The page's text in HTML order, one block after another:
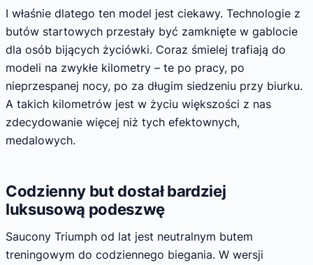
I właśnie dlatego ten model jest ciekawy. Technologie z
butów startowych przestały być zamknięte w gablocie
dla osób bijących życiówki. Coraz śmielej trafiają do
modeli na zwykłe kilometry – te po pracy, po
nieprzespanej nocy, po za długim siedzeniu przy biurku.
A takich kilometrów jest w życiu większości z nas
zdecydowanie więcej niż tych efektownych,
medalowych.
Codzienny but dostał bardziej
luksusową podeszwę
Saucony Triumph od lat jest neutralnym butem
treningowym do codziennego biegania. W wersji